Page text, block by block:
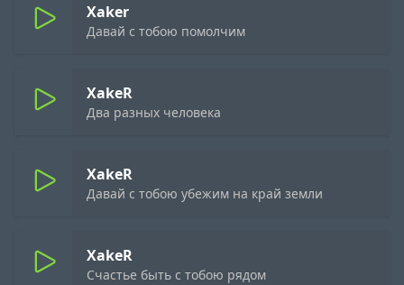
Xaker
Давай с тобою помолчим
XakeR
Два разных человека
XakeR
Давай с тобою убежим на край земли
XakeR
Счастье быть с тобою рядом